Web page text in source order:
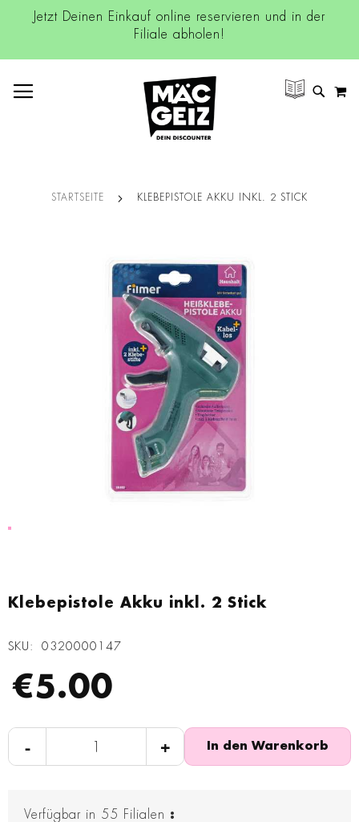
Jetzt Deinen Einkauf online reservieren und in der
Filiale abholen!
SUCHE
STARTSEITE KLEBEPISTOLE AKKU INKL. 2 STICK
Klebepistole Akku inkl. 2 Stick
SKU 0320000147
€5.00
- + In den Warenkorb
Verfügbar in 55 Filialen :
Anfang
springen